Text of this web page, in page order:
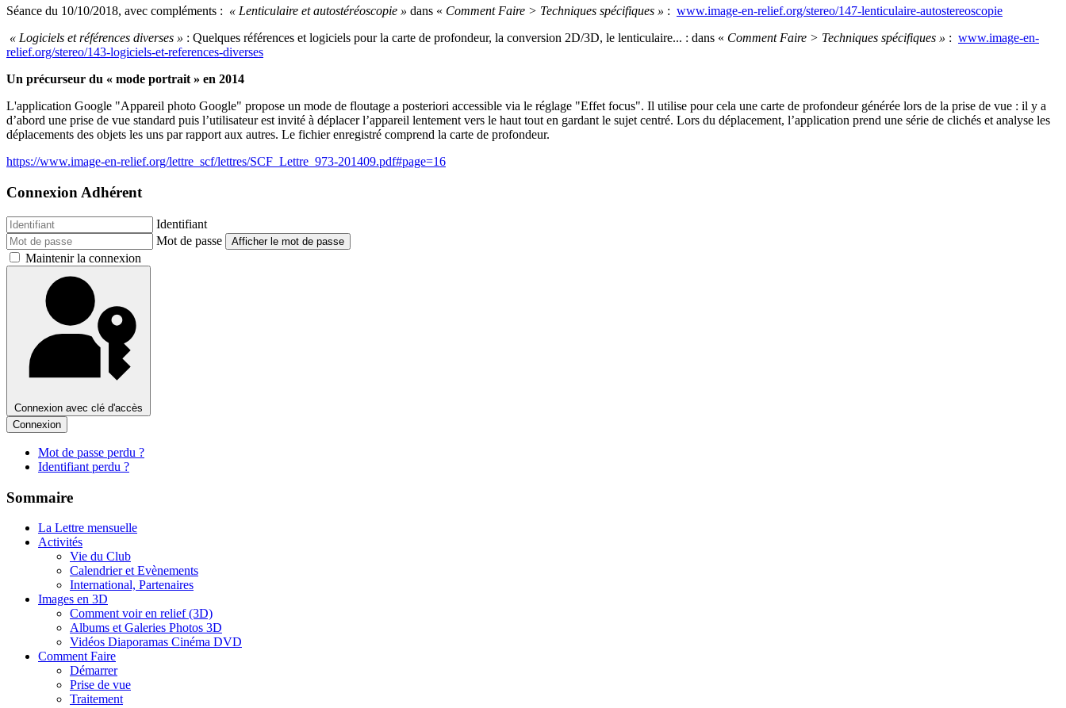
Séance du 10/10/2018, avec compléments : « Lenticulaire et autostéréoscopie » dans « Comment Faire > Techniques spécifiques » : www.image-en-relief.org/stereo/147-lenticulaire-autostereoscopie
« Logiciels et références diverses » : Quelques références et logiciels pour la carte de profondeur, la conversion 2D/3D, le lenticulaire... : dans « Comment Faire > Techniques spécifiques » : www.image-en-
relief.org/stereo/143-logiciels-et-references-diverses
Un précurseur du « mode portrait » en 2014
L'application Google "Appareil photo Google" propose un mode de floutage a posteriori accessible via le réglage "Effet focus". Il utilise pour cela une carte de profondeur générée lors de la prise de vue : il y a
d’abord une prise de vue standard puis l’utilisateur est invité à déplacer l’appareil lentement vers le haut tout en gardant le sujet centré. Lors du déplacement, l’application prend une série de clichés et analyse les
déplacements des objets les uns par rapport aux autres. Le fichier enregistré comprend la carte de profondeur.
https://www.image-en-relief.org/lettre_scf/lettres/SCF_Lettre_973-201409.pdf#page=16
Connexion Adhérent
Identifiant
Mot de passe
Afficher le mot de passe
Maintenir la connexion
Connexion avec clé d'accès
Connexion
Mot de passe perdu ?
Identifiant perdu ?
Sommaire
La Lettre mensuelle
Activités
Vie du Club
Calendrier et Evènements
International, Partenaires
Images en 3D
Comment voir en relief (3D)
Albums et Galeries Photos 3D
Vidéos Diaporamas Cinéma DVD
Comment Faire
Démarrer
Prise de vue
Traitement